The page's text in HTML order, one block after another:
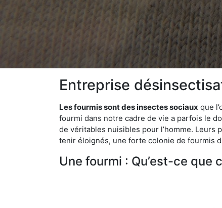
Entreprise
Les fourmis sont des insectes sociaux que
fourmi dans notre cadre de vie a parfois le
de véritables nuisibles pour l’homme.
tenir éloignés, une forte colonie de fourmis
Une fourmi : Qu’est-ce que